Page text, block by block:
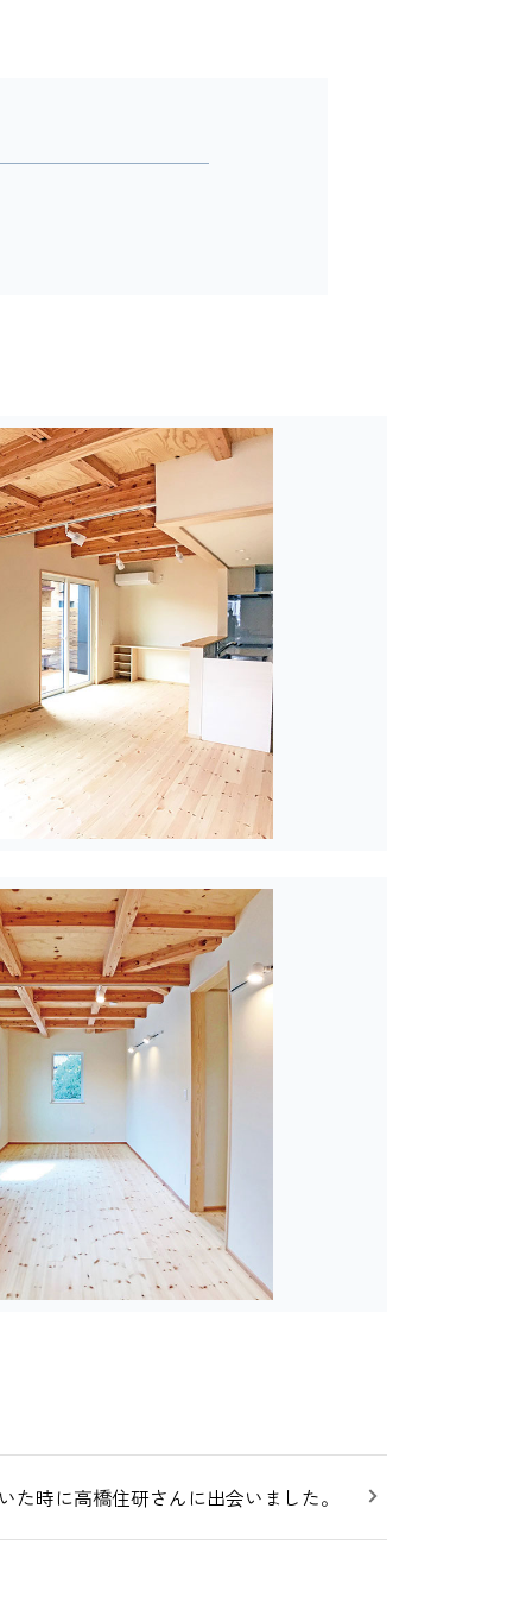
た時に高橋住研さんに出会いました。